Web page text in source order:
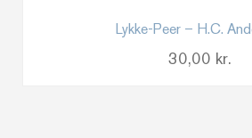
Lykke-Peer – H.C.
30,00 kr.